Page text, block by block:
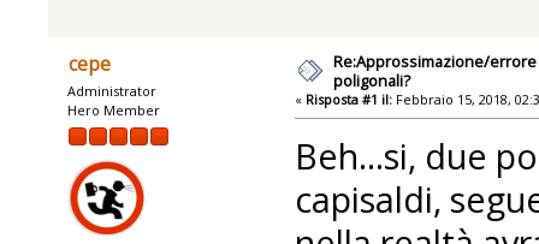
cepe
Administrator
Hero Member
Re:Approssimazione/
poligonali?
« Risposta #1 il:Febbraio 15, 2018,
Beh...si, due
capisaldi,